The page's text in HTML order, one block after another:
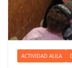
ACTIVIDAD AULA